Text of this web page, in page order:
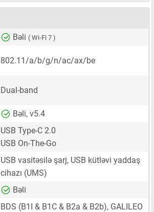
Bəli ( Wi-Fi 7 )
802.11/a/b/g/n/ac/ax/be
Dual-band
Bəli, v5.4
USB Type-C 2.0
USB On-The-Go
USB vasitəsilə şarj, USB kütləvi yaddaş
cihazı (UMS)
Bəli
BDS (B1I & B1C & B2a & B2b), GALILEO